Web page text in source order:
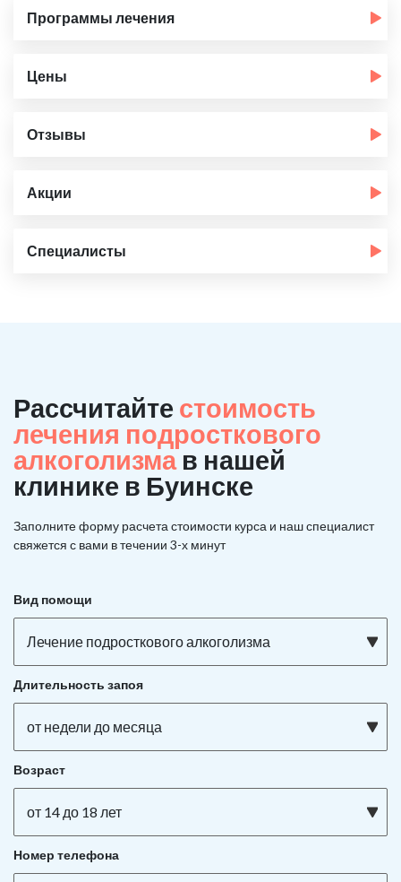
Программы лечения
Цены
Отзывы
Акции
Специалисты
Рассчитайте стоимость
лечения подросткового
алкоголизмав нашей
клинике в Буинске
Заполните форму расчета стоимости курса и наш специалист
свяжется с вами в течении 3-х минут
Вид помощи
Лечение подросткового алкоголизма
Длительность запоя
от недели до месяца
Возраст
от 14 до 18 лет
Номер телефона